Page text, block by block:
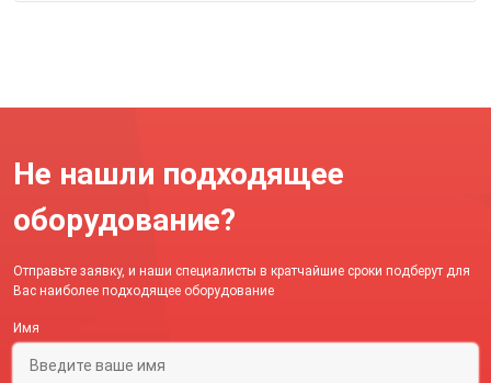
Не нашли подходящее
оборудование?
Отправьте заявку, и наши специалисты в кратчайшие сроки подберут для
Вас наиболее подходящее оборудование
Имя